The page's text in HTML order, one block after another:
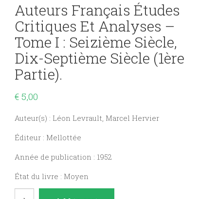
Auteurs Français Études
Critiques Et Analyses –
Tome I : Seizième Siècle,
Dix-Septième Siècle (1ère
Partie).
€ 5,00
Auteur(s) : Léon Levrault, Marcel Hervier
Éditeur : Mellottée
Année de publication : 1952
État du livre : Moyen